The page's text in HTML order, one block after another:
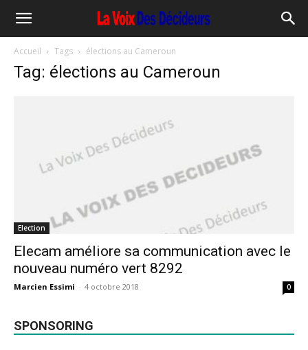
Accueil Tags élections au Cameroun
Tag: élections au Cameroun
Election
Elecam améliore sa communication avec le
nouveau numéro vert 8292
Marcien Essimi - 4 octobre 2018 0
SPONSORING